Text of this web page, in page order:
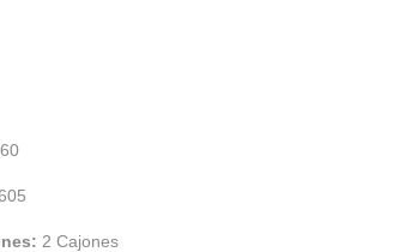
2 Cajones